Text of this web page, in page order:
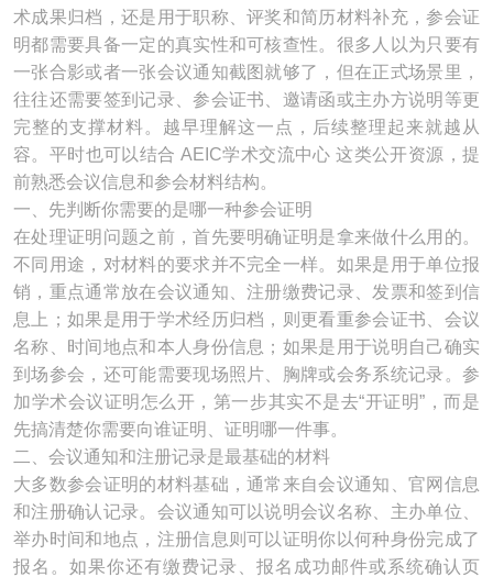
术成果归档，还是用于职称、评奖和简历材料补充，参会证
明都需要具备一定的真实性和可核查性。很多人以为只要有
一张合影或者一张会议通知截图就够了，但在正式场景里，
往往还需要签到记录、参会证书、邀请函或主办方说明等更
完整的支撑材料。越早理解这一点，后续整理起来就越从
容。平时也可以结合 AEIC学术交流中心 这类公开资源，提
前熟悉会议信息和参会材料结构。
一、先判断你需要的是哪一种参会证明
在处理证明问题之前，首先要明确证明是拿来做什么用的。
不同用途，对材料的要求并不完全一样。如果是用于单位报
销，重点通常放在会议通知、注册缴费记录、发票和签到信
息上；如果是用于学术经历归档，则更看重参会证书、会议
名称、时间地点和本人身份信息；如果是用于说明自己确实
到场参会，还可能需要现场照片、胸牌或会务系统记录。参
加学术会议证明怎么开，第一步其实不是去“开证明”，而是
先搞清楚你需要向谁证明、证明哪一件事。
二、会议通知和注册记录是最基础的材料
大多数参会证明的材料基础，通常来自会议通知、官网信息
和注册确认记录。会议通知可以说明会议名称、主办单位、
举办时间和地点，注册信息则可以证明你以何种身份完成了
报名。如果你还有缴费记录、报名成功邮件或系统确认页